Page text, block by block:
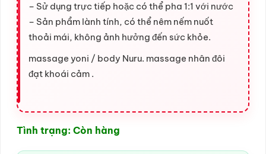
– Sử dụng trực tiếp hoặc có thể pha 1:1 với nước
– Sản phẩm lành tính, có thể nêm nếm nuốt
thoải mái, không ảnh hưởng đến sức khỏe.
massage yoni / body Nuru. massage nhân đôi
đạt khoái cảm .
Tình trạng: Còn hàng